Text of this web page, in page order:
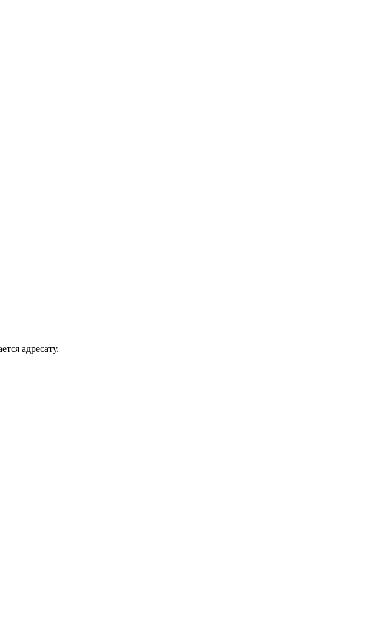
адресату.